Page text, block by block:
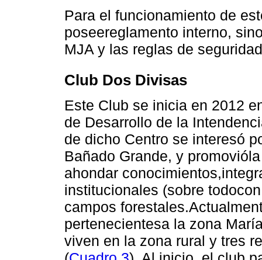
Para el funcionamiento de
poseereglamento interno,
MJA y las reglas de
Club Dos Divisas
Este Club se inicia en 2012
de Desarrollo de la
de dicho Centro se interesó
Bañado Grande, y
ahondar
institucionales (sobre
campos
pertenecientesa la zona
viven en la zona rural y tres